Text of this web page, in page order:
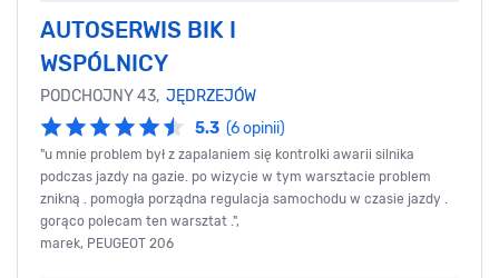
AUTOSERWIS BIK I
WSPÓLNICY
PODCHOJNY 43, JĘDRZEJÓW
5.3 (6 opinii)
"u mnie problem był z zapalaniem się kontrolki awarii silnika
podczas jazdy na gazie. po wizycie w tym warsztacie problem
znikną . pomogła porządna regulacja samochodu w czasie jazdy .
gorąco polecam ten warsztat .",
marek, PEUGEOT 206